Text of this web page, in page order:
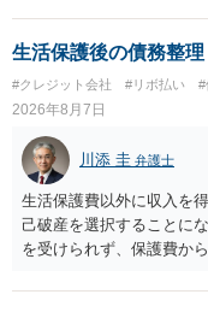
生活保護後の債務整理
#クレジット会社 #リボ払い #
2026年8月7日
川添 圭 弁護士
生活保護費以外に収入を
己破産を選択することに
を受けられず、保護費か
士費用は法テラスが負担